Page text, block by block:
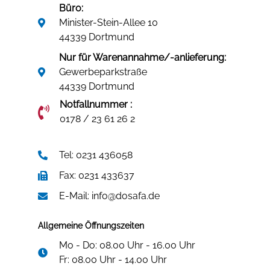
Büro:
Minister-Stein-Allee 10
44339 Dortmund
Nur für Warenannahme/-anlieferung:
Gewerbeparkstraße
44339 Dortmund
Notfallnummer :
0178 / 23 61 26 2
Tel: 0231 436058
Fax: 0231 433637
E-Mail: info@dosafa.de
Allgemeine Öffnungszeiten
Mo - Do: 08.00 Uhr - 16.00 Uhr
Fr: 08.00 Uhr - 14.00 Uhr